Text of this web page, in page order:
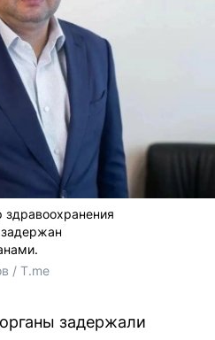
здравоохранения
/ T.me
задержали